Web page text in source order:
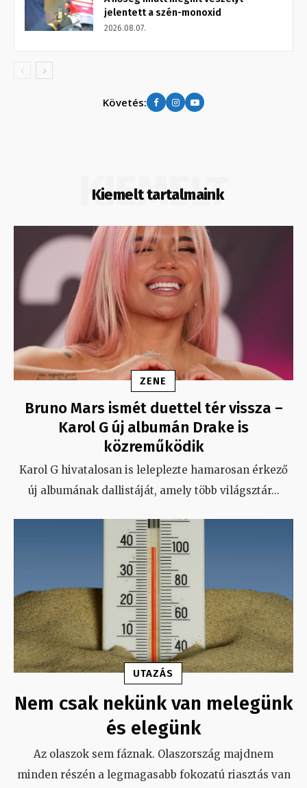
jelentett a szén-monoxid
2026.08.07.
Követés:
Kiemelt tartalmaink
KIEMELT
ZENE
Bruno Mars ismét duettel tér vissza –
Karol G új albumán Drake is
közreműködik
Karol G hivatalosan is leleplezte hamarosan érkező
új albumának dallistáját, amely több világsztár...
UTAZÁS
Nem csak nekünk van melegünk
és elegünk
Az olaszok sem fáznak. Olaszország majdnem
minden részén a legmagasabb fokozatú riasztás van